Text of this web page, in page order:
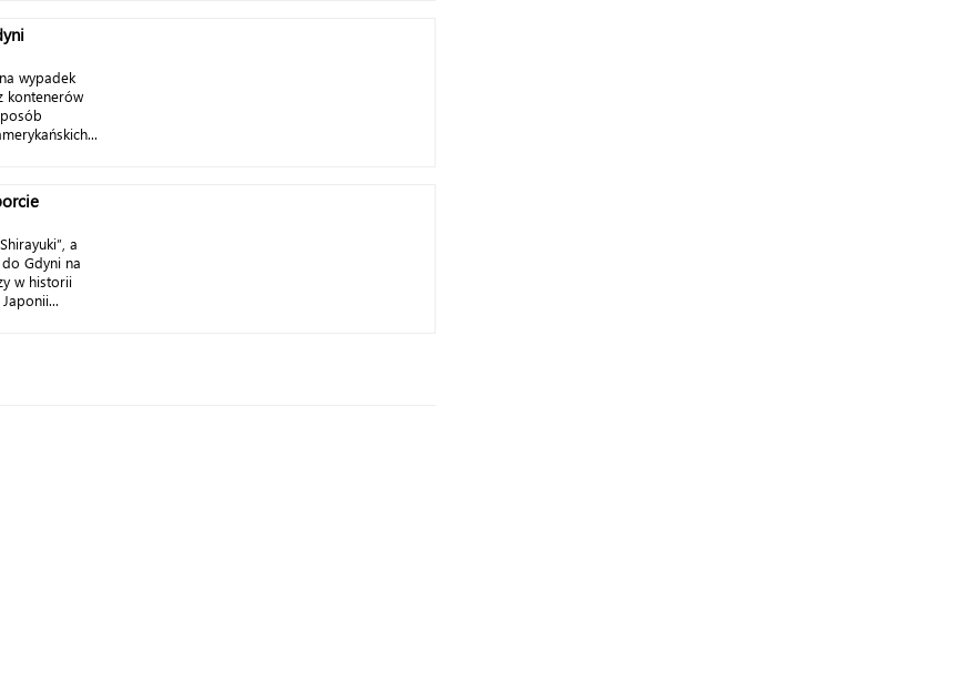
wypadek
kontenerów
a
do Gdyni na
w historii